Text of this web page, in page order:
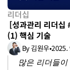
리더십
(1) 핵심 기술
By 김원우•2025.
많은 리더들